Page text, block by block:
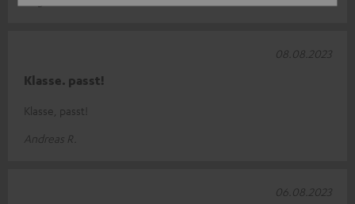
Klasse. passt!
Klasse, passt!
Andreas R.
08.08.2023
06.08.2023